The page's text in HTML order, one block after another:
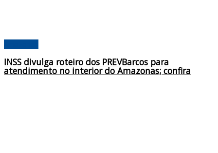
INSS divulga roteiro dos PREVBarcos para
atendimento no interior do Amazonas; confira